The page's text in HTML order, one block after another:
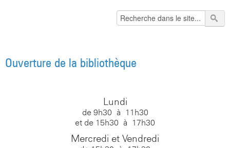
Ouverture de la bibliothèque
Lundi
de 9h30 à 11h30
et de 15h30 à 17h30
Mercredi et Vendredi